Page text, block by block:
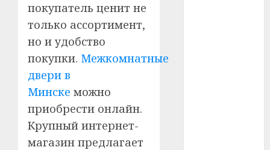
покупатель ценит не
только ассортимент,
но и удобство
покупки. Межкомнатные
двери в
Минске можно
приобрести онлайн.
Крупный интернет-
магазин предлагает